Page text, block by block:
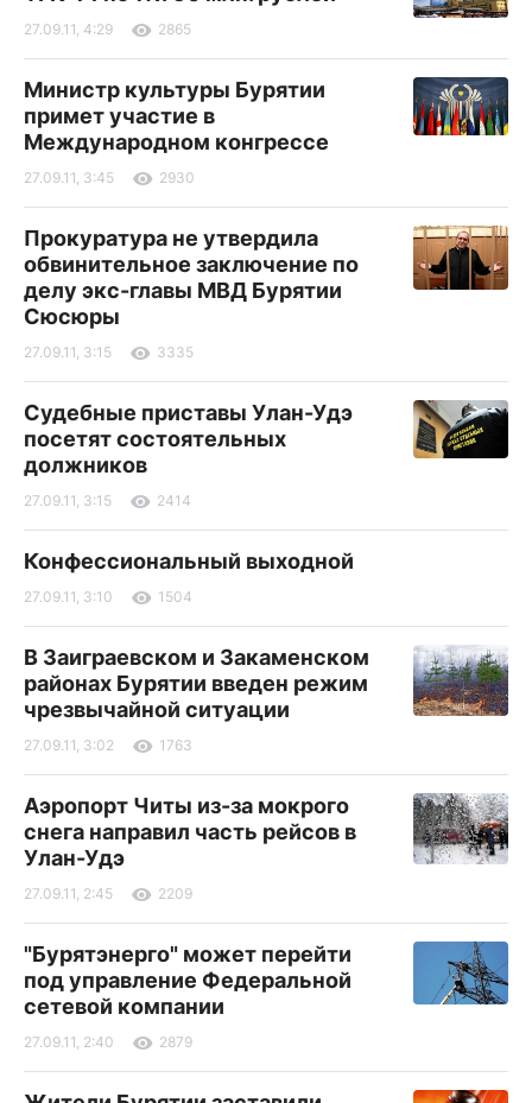
27.09.11, 4:29 2865
Министр культуры Бурятии
примет участие в
Международном конгрессе
27.09.11, 3:45 2930
Прокуратура не утвердила
обвинительное заключение по
делу экс-главы МВД Бурятии
Сюсюры
27.09.11, 3:15 3335
Судебные приставы Улан-Удэ
посетят состоятельных
должников
27.09.11, 3:15 2414
Конфессиональный выходной
27.09.11, 3:10 1504
В Заиграевском и Закаменском
районах Бурятии введен режим
чрезвычайной ситуации
27.09.11, 3:02 1763
Аэропорт Читы из-за мокрого
снега направил часть рейсов в
Улан-Удэ
27.09.11, 2:45 2209
"Бурятэнерго" может перейти
под управление Федеральной
сетевой компании
27.09.11, 2:40 2879